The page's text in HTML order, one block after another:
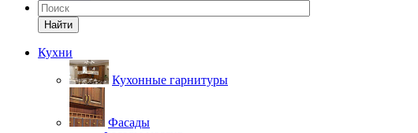
Найти
Кухни
Кухонные гарнитуры
Фасады